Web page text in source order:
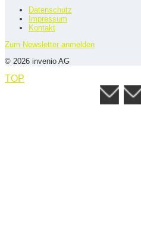
Datenschutz
Impressum
Kontakt
Zum Newsletter anmelden
© 2026 invenio AG
TOP